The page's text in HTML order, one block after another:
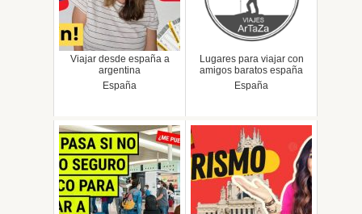
Viajar desde españa a
argentina
España
Lugares para viajar con
amigos baratos españa
España